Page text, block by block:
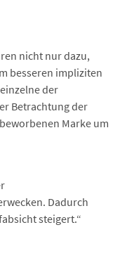
nicht nur dazu,
besseren impliziten
der
Betrachtung der
Marke um
Dadurch
steigert.“